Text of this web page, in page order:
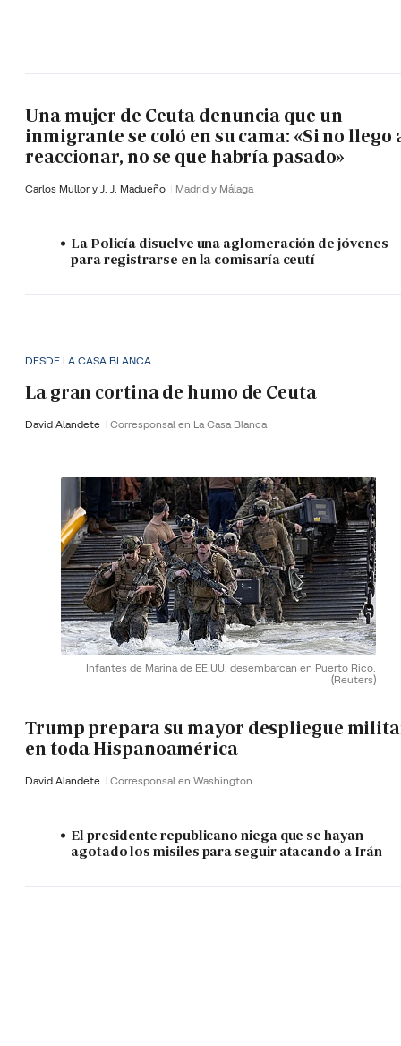
Una mujer de Ceuta denuncia que un
inmigrante se coló en su cama: «Si no llego
reaccionar, no se que habría pasado»
Carlos Mullor y J. J. Madueño Madrid y Málaga
La Policía disuelve una aglomeración de jóvenes
para registrarse en la comisaría ceutí
DESDE LA CASA BLANCA
La gran cortina de humo de Ceuta
David Alandete Corresponsal en La Casa Blanca
Infantes de Marina de EE.UU. desembarcan en Puerto Rico.
(Reuters)
Trump prepara su mayor despliegue
en toda Hispanoamérica
David Alandete Corresponsal en Washington
El presidente republicano niega que se hayan
agotado los misiles para seguir atacando a Irán